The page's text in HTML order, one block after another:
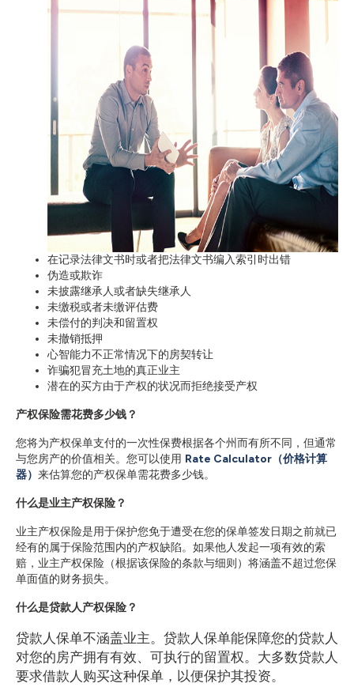
在记录法律文书时或者把法律文书编入索引时出错
伪造或欺诈
未披露继承人或者缺失继承人
未缴税或者未缴评估费
未偿付的判决和留置权
未撤销抵押
心智能力不正常情况下的房契转让
诈骗犯冒充土地的真正业主
潜在的买方由于产权的状况而拒绝接受产权
产权保险需花费多少钱？
您将为产权保单支付的一次性保费根据各个州而有所不同，但通常
与您房产的价值相关。您可以使用 Rate Calculator（价格计算
器） 来估算您的产权保单需花费多少钱。
什么是业主产权保险？
业主产权保险是用于保护您免于遭受在您的保单签发日期之前就已
经有的属于保险范围内的产权缺陷。如果他人发起一项有效的索
赔，业主产权保险（根据该保险的条款与细则）将涵盖不超过您保
单面值的财务损失。
什么是贷款人产权保险？
贷款人保单不涵盖业主。贷款人保单能保障您的贷款人
对您的房产拥有有效、可执行的留置权。大多数贷款人
要求借款人购买这种保单，以便保护其投资。